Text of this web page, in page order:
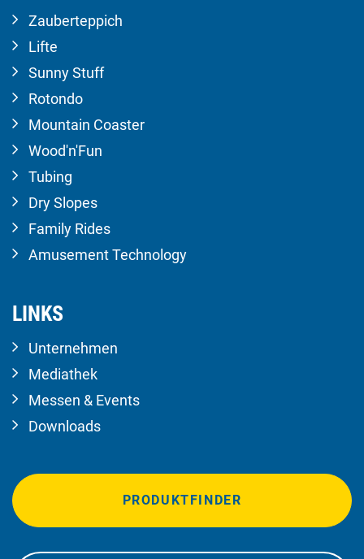
Zauberteppich
Lifte
Sunny Stuff
Rotondo
Mountain Coaster
Wood'n'Fun
Tubing
Dry Slopes
Family Rides
Amusement Technology
LINKS
Unternehmen
Mediathek
Messen & Events
Downloads
PRODUKTFINDER